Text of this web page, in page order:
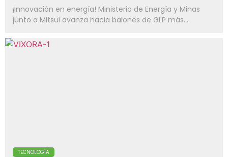
¡Innovación en energía! Ministerio de Energía y Minas
junto a Mitsui avanza hacia balones de GLP más...
TECNOLOGÍA